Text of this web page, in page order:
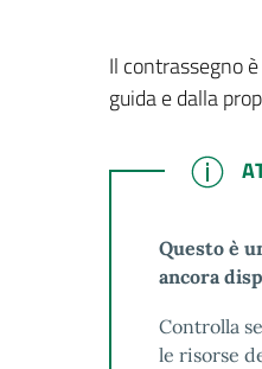
Il contrassegno
guida e dalla
Questo è
ancora
Controlla
le risorse